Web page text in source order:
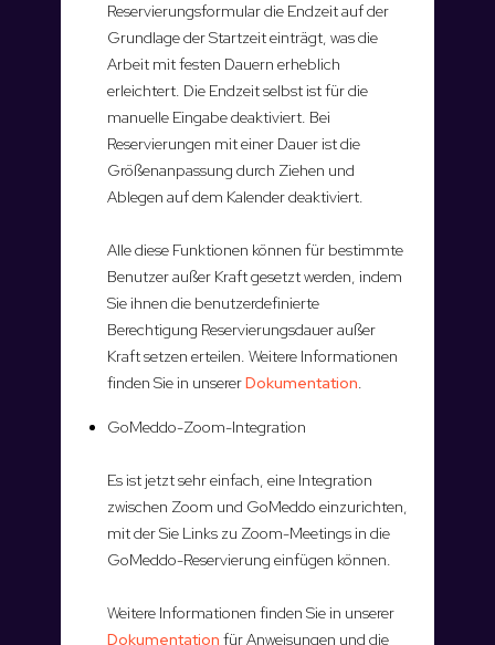
Reservierungsformular die Endzeit auf der
Grundlage der Startzeit einträgt, was die
Arbeit mit festen Dauern erheblich
erleichtert. Die Endzeit selbst ist für die
manuelle Eingabe deaktiviert. Bei
Reservierungen mit einer Dauer ist die
Größenanpassung durch Ziehen und
Ablegen auf dem Kalender deaktiviert.
Alle diese Funktionen können für bestimmte
Benutzer außer Kraft gesetzt werden, indem
Sie ihnen die benutzerdefinierte
Berechtigung Reservierungsdauer außer
Kraft setzen erteilen. Weitere Informationen
finden Sie in unsererDokumentation.
GoMeddo-Zoom-Integration
Es ist jetzt sehr einfach, eine Integration
zwischen Zoom und GoMeddo einzurichten,
mit der Sie Links zu Zoom-Meetings in die
GoMeddo-Reservierung einfügen können.
Weitere Informationen finden Sie in unserer
Dokumentation für Anweisungen und die